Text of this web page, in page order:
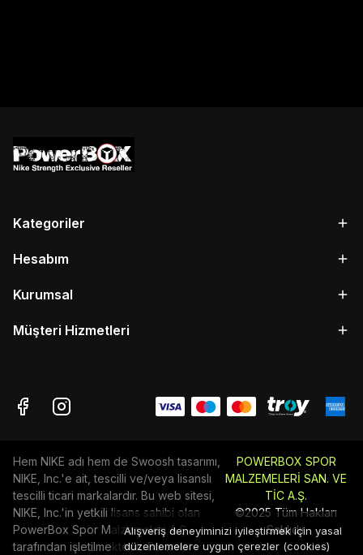
Alışveriş deneyiminizi iyileştirmek için yasal
düzenlemelere uygun çerezler (cookies)
Kategoriler
Hesabım
Kurumsal
Müşteri Hizmetleri
Hem NIKE adı hem de Swoosh tasarımı,
NIKE, Inc.'e ait, tescilli ve/veya lisanslı
tescilli ticari markalardır. Bu web sitesi,
NIKE, Inc.'in yetkili lisans sahibi olan
PowerBox Spor Malzemeleri A.Ş
tarafından işletilmektedir. Bu web
POWERBOX SPOR
MALZEMELERİ SAN. VE
TİC A.Ş.
©2025 Tüm Hakları
Saklıdır